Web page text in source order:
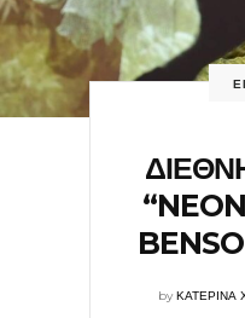
byΚΑΤΕΡΙΝΑ